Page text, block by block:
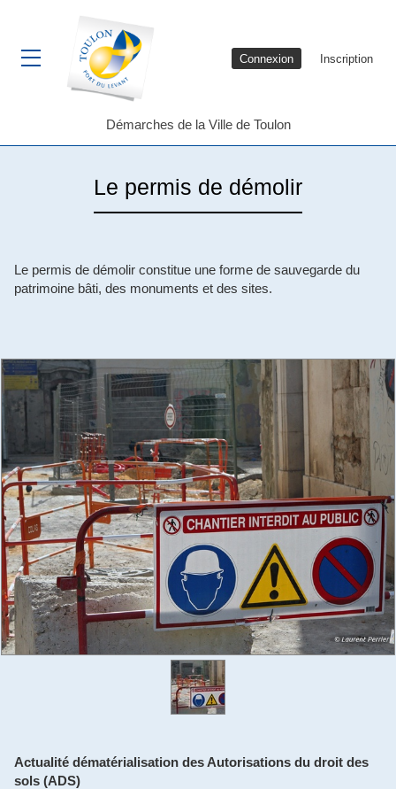
Connexion Inscription
Démarches de la Ville de Toulon
Ouvrir le menu
Le permis de démolir
Le permis de démolir constitue une forme de sauvegarde du
patrimoine bâti, des monuments et des sites.
Actualité dématérialisation des Autorisations du droit des
sols (ADS)